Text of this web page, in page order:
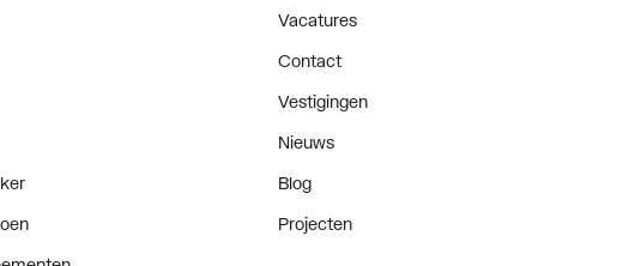
Vacatures
Contact
Vestigingen
Nieuws
Blog
Projecten